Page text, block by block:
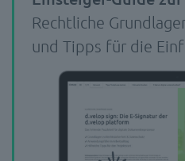
Rechtliche
und Tipps für die